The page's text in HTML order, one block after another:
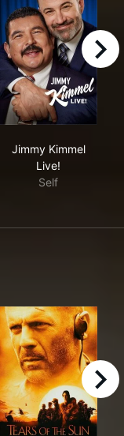
Jimmy Kimmel
Live!
Self
right
right